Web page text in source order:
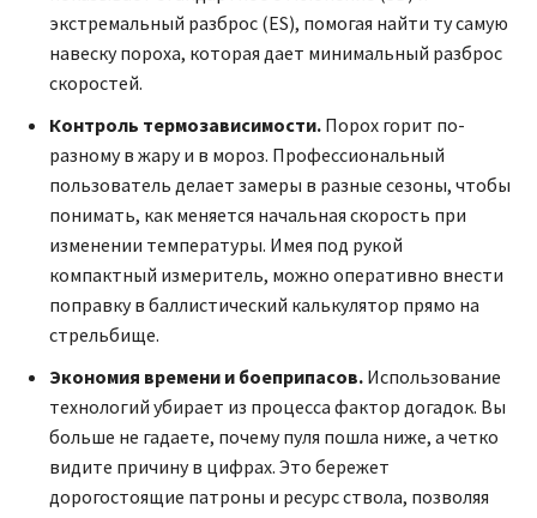
экстремальный разброс (ES), помогая найти ту самую
навеску пороха, которая дает минимальный разброс
скоростей.
Контроль термозависимости. Порох горит по-
разному в жару и в мороз. Профессиональный
пользователь делает замеры в разные сезоны, чтобы
понимать, как меняется начальная скорость при
изменении температуры. Имея под рукой
компактный измеритель, можно оперативно внести
поправку в баллистический калькулятор прямо на
стрельбище.
Экономия времени и боеприпасов. Использование
технологий убирает из процесса фактор догадок. Вы
больше не гадаете, почему пуля пошла ниже, а четко
видите причину в цифрах. Это бережет
дорогостоящие патроны и ресурс ствола, позволяя